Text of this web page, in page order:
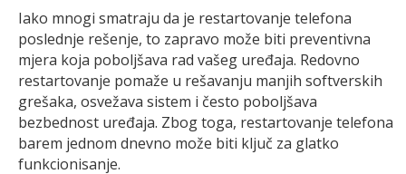
Iako mnogi smatraju da je restartovanje telefona
poslednje rešenje, to zapravo može biti preventivna
mjera koja poboljšava rad vašeg uređaja. Redovno
restartovanje pomaže u rešavanju manjih softverskih
grešaka, osvežava sistem i često poboljšava
bezbednost uređaja. Zbog toga, restartovanje telefona
barem jednom dnevno može biti ključ za glatko
funkcionisanje.